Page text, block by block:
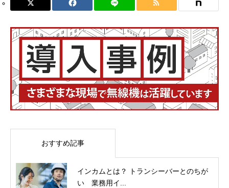
おすすめ記事
インカムとは？ トランシーバーとのちが
い 業務用イ...